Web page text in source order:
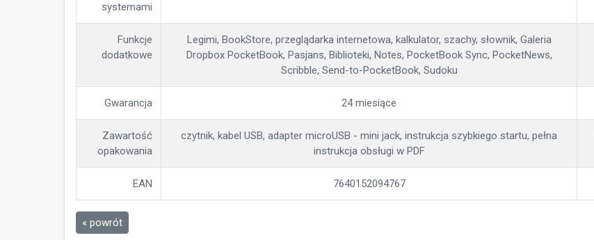
systemami
Funkcje
dodatkowe
Legimi, BookStore, przeglądarka internetowa, kalkulator, szachy, słownik, Galeria
Dropbox PocketBook, Pasjans, Biblioteki, Notes, PocketBook Sync, PocketNews,
Scribble, Send-to-PocketBook, Sudoku
Gwarancja 24 miesiące
Zawartość
opakowania
czytnik, kabel USB, adapter microUSB - mini jack, instrukcja szybkiego startu, pełna
instrukcja obsługi w PDF
EAN 7640152094767
« powrót